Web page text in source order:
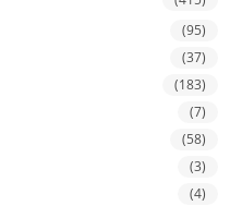
(95)
(37)
(183)
(7)
(58)
(3)
(4)